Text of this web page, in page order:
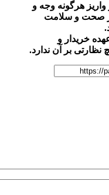
هرگونه وجه و
و سلامت
و
بر آن ندارد.